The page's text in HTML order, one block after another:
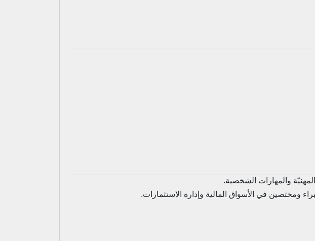
والمهارات الشخصية.
ومختصين في الأسواق المالية وإدارة الاستثمارات.